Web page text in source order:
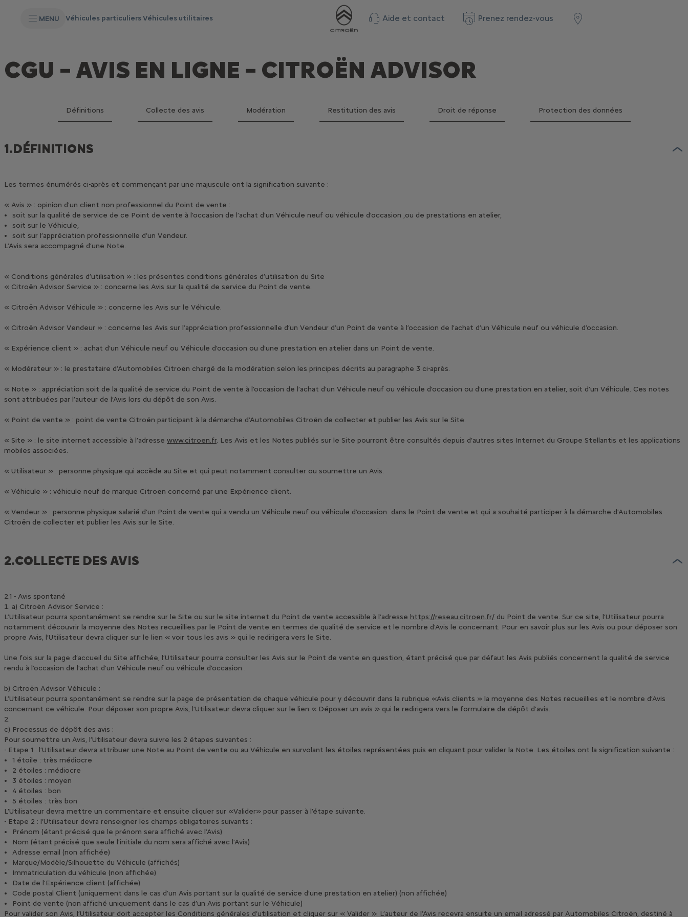
MENU Véhicules particuliersVéhicules utilitaires Aide et contact Prenez rendez-vous
CGU – AVIS EN LIGNE – CITROËN ADVISOR
Définitions Collecte des avis Modération Restitution des avis Droit de réponse Protection des données
1.DÉFINITIONS
Les termes énumérés ci-après et commençant par une majuscule ont la signification suivante :
« Avis » : opinion d'un client non professionnel du Point de vente :
soit sur la qualité de service de ce Point de vente à l’occasion de l’achat d’un Véhicule neuf ou véhicule d’occasion ,ou de prestations en atelier,
soit sur le Véhicule,
soit sur l’appréciation professionnelle d’un Vendeur.
L’Avis sera accompagné d’une Note.
« Conditions générales d’utilisation » : les présentes conditions générales d’utilisation du Site
« Citroën Advisor Service » : concerne les Avis sur la qualité de service du Point de vente.
« Citroën Advisor Véhicule » : concerne les Avis sur le Véhicule.
« Citroën Advisor Vendeur » : concerne les Avis sur l’appréciation professionnelle d’un Vendeur d’un Point de vente à l’occasion de l’achat d’un Véhicule neuf ou véhicule d’occasion.
« Expérience client » : achat d’un Véhicule neuf ou Véhicule d’occasion ou d’une prestation en atelier dans un Point de vente.
« Modérateur » : le prestataire d’Automobiles Citroën chargé de la modération selon les principes décrits au paragraphe 3 ci-après.
« Note » : appréciation soit de la qualité de service du Point de vente à l’occasion de l’achat d’un Véhicule neuf ou véhicule d’occasion ou d’une prestation en atelier, soit d’un Véhicule. Ces notes
sont attribuées par l’auteur de l’Avis lors du dépôt de son Avis.
« Point de vente » : point de vente Citroën participant à la démarche d’Automobiles Citroën de collecter et publier les Avis sur le Site.
« Site » : le site internet accessible à l’adresse www.citroen.fr. Les Avis et les Notes publiés sur le Site pourront être consultés depuis d’autres sites Internet du Groupe Stellantis et les applications
mobiles associées.
« Utilisateur » : personne physique qui accède au Site et qui peut notamment consulter ou soumettre un Avis.
« Véhicule » : véhicule neuf de marque Citroën concerné par une Expérience client.
« Vendeur » : personne physique salarié d’un Point de vente qui a vendu un Véhicule neuf ou véhicule d’occasion dans le Point de vente et qui a souhaité participer à la démarche d’Automobiles
Citroën de collecter et publier les Avis sur le Site.
2.COLLECTE DES AVIS
2.1 - Avis spontané
a) Citroën Advisor Service :
L’Utilisateur pourra spontanément se rendre sur le Site ou sur le site internet du Point de vente accessible à l’adresse https://reseau.citroen.fr/ du Point de vente. Sur ce site, l’Utilisateur pourra
notamment découvrir la moyenne des Notes recueillies par le Point de vente en termes de qualité de service et le nombre d’Avis le concernant. Pour en savoir plus sur les Avis ou pour déposer son
propre Avis, l’Utilisateur devra cliquer sur le lien « voir tous les avis » qui le redirigera vers le Site.
Une fois sur la page d’accueil du Site affichée, l’Utilisateur pourra consulter les Avis sur le Point de vente en question, étant précisé que par défaut les Avis publiés concernent la qualité de service
rendu à l’occasion de l’achat d’un Véhicule neuf ou véhicule d'occasion .
b) Citroën Advisor Véhicule :
L’Utilisateur pourra spontanément se rendre sur la page de présentation de chaque véhicule pour y découvrir dans la rubrique «Avis clients » la moyenne des Notes recueillies et le nombre d’Avis
concernant ce véhicule. Pour déposer son propre Avis, l’Utilisateur devra cliquer sur le lien « Déposer un avis » qui le redirigera vers le formulaire de dépôt d’avis.
c) Processus de dépôt des avis :
Pour soumettre un Avis, l’Utilisateur devra suivre les 2 étapes suivantes :
- Etape 1 : l’Utilisateur devra attribuer une Note au Point de vente ou au Véhicule en survolant les étoiles représentées puis en cliquant pour valider la Note. Les étoiles ont la signification suivante :
1 étoile : très médiocre
2 étoiles : médiocre
3 étoiles : moyen
4 étoiles : bon
5 étoiles : très bon
L’Utilisateur devra mettre un commentaire et ensuite cliquer sur «Valider» pour passer à l’étape suivante.
- Etape 2 : l’Utilisateur devra renseigner les champs obligatoires suivants :
Prénom (étant précisé que le prénom sera affiché avec l’Avis)
Nom (étant précisé que seule l’initiale du nom sera affiché avec l’Avis)
Adresse email (non affichée)
Marque/Modèle/Silhouette du Véhicule (affichés)
Immatriculation du véhicule (non affichée)
Date de l’Expérience client (affichée)
Code postal Client (uniquement dans le cas d’un Avis portant sur la qualité de service d’une prestation en atelier) (non affichée)
Point de vente (non affiché uniquement dans le cas d’un Avis portant sur le Véhicule)
Pour valider son Avis, l’Utilisateur doit accepter les Conditions générales d’utilisation et cliquer sur « Valider ». L’auteur de l’Avis recevra ensuite un email adressé par Automobiles Citroën, destiné à